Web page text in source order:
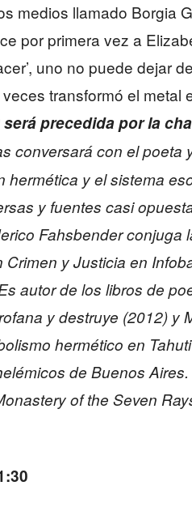
medios llamado Borgia
por primera vez a
uno no puede dejar
transformó el metal
precedida por la
conversará con el poeta
hermética y el sistema
y fuentes casi
Fahsbender conjuga
y Justicia en
autor de los libros de
y destruye (2012) y
hermético en
de Buenos
of the Seven